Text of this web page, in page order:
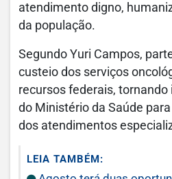
atendimento digno,
da população.
Segundo Yuri Campos,
custeio dos serviços
recursos federais,
do Ministério da Saúde
dos atendimentos
LEIA TAMBÉM: